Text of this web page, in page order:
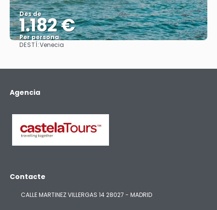
Des de
1.182 €
Per persona
DESTÍ:Venecia
Agencia
Contacte
CALLE MARTINEZ VILLERGAS 14 28027 - MADRID